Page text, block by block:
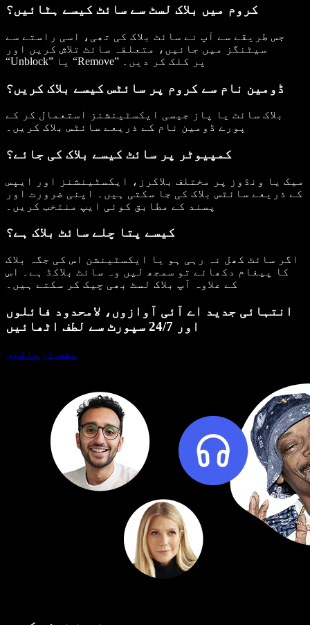
کروم میں بلاک لسٹ سے سائٹ کیسے ہٹائیں؟
جس طریقے سے آپ نے سائٹ بلاک کی تھی، اسی راستے سے
سیٹنگز میں جائیں، متعلقہ سائٹ تلاش کریں اور
“Unblock” یا “Remove” پر کلک کر دیں۔
ڈومین نام سے کروم پر سائٹس کیسے بلاک کریں؟
بلاک سائٹ یا پاز جیسی ایکسٹینشنز استعمال کر کے
پورے ڈومین نام کے ذریعے سائٹس بلاک کریں۔
کمپیوٹر پر سائٹ کیسے بلاک کی جائے؟
میک یا ونڈوز پر مختلف بلاکرز، ایکسٹینشنز اور ایپس
کے ذریعے سائٹس بلاک کی جا سکتی ہیں۔ اپنی ضرورت اور
پسند کے مطابق کوئی ایپ منتخب کریں۔
کیسے پتا چلے سائٹ بلاک ہے؟
اگر سائٹ کھل نہ رہی ہو یا ایکسٹینشن اس کی جگہ بلاک
کا پیغام دکھائے تو سمجھ لیں وہ سائٹ بلاکڈ ہے۔ اس
کے علاوہ آپ بلاک لسٹ بھی چیک کر سکتے ہیں۔
انتہائی جدید اے آئی آوازوں، لامحدود فائلوں
اور 24/7 سپورٹ سے لطف اٹھائیں
مفت آزمائیں